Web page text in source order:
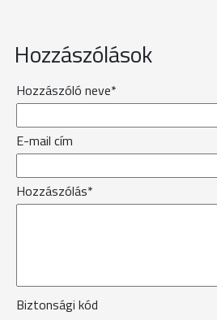
Hozzászólások
Hozzászóló neve*
E-mail cím
Hozzászólás*
Biztonsági kód